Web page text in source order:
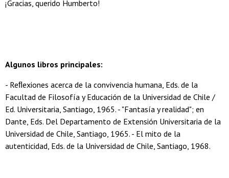
¡Gracias, querido Humberto!
Algunos libros principales:
- Reﬂexiones acerca de la convivencia humana, Eds. de la
Facultad de Filosofía y Educación de la Universidad de Chile /
Ed. Universitaria, Santiago, 1965. - "Fantasía y realidad"; en
Dante, Eds. Del Departamento de Extensión Universitaria de la
Universidad de Chile, Santiago, 1965. - El mito de la
autenticidad, Eds. de la Universidad de Chile, Santiago, 1968.